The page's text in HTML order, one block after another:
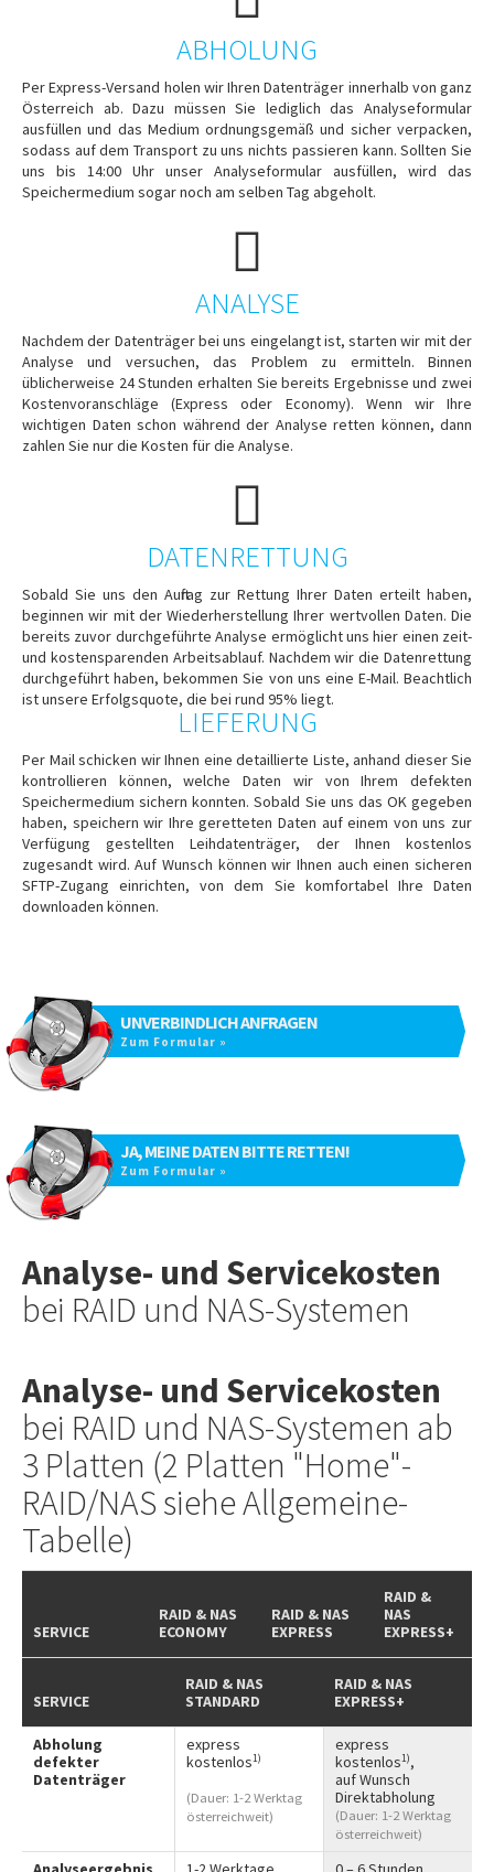
ABHOLUNG
Per Express-Versand holen wir Ihren Datenträger innerhalb von ganz
Österreich ab. Dazu müssen Sie lediglich das Analyseformular
ausfüllen und das Medium ordnungsgemäß und sicher verpacken,
sodass auf dem Transport zu uns nichts passieren kann. Sollten Sie
uns bis 14:00 Uhr unser Analyseformular ausfüllen, wird das
Speichermedium sogar noch am selben Tag abgeholt.
ANALYSE
Nachdem der Datenträger bei uns eingelangt ist, starten wir mit der
Analyse und versuchen, das Problem zu ermitteln. Binnen
üblicherweise 24 Stunden erhalten Sie bereits Ergebnisse und zwei
Kostenvoranschläge (Express oder Economy). Wenn wir Ihre
wichtigen Daten schon während der Analyse retten können, dann
zahlen Sie nur die Kosten für die Analyse.
DATENRETTUNG
Sobald Sie uns den Auftrag zur Rettung Ihrer Daten erteilt haben,
beginnen wir mit der Wiederherstellung Ihrer wertvollen Daten. Die
bereits zuvor durchgeführte Analyse ermöglicht uns hier einen zeit-
und kostensparenden Arbeitsablauf. Nachdem wir die Datenrettung
durchgeführt haben, bekommen Sie von uns eine E-Mail. Beachtlich
ist unsere Erfolgsquote, die bei rund 95% liegt.
LIEFERUNG
Per Mail schicken wir Ihnen eine detaillierte Liste, anhand dieser Sie
kontrollieren können, welche Daten wir von Ihrem defekten
Speichermedium sichern konnten. Sobald Sie uns das OK gegeben
haben, speichern wir Ihre geretteten Daten auf einem von uns zur
Verfügung gestellten Leihdatenträger, der Ihnen kostenlos
zugesandt wird. Auf Wunsch können wir Ihnen auch einen sicheren
SFTP-Zugang einrichten, von dem Sie komfortabel Ihre Daten
downloaden können.
UNVERBINDLICH ANFRAGEN
Zum Formular »
JA, MEINE DATEN BITTE RETTEN!
Zum Formular »
Analyse- und Servicekosten
bei RAID und NAS-Systemen
Analyse- und Servicekosten
bei RAID und NAS-Systemen ab
3 Platten (2 Platten "Home"-
RAID/NAS siehe Allgemeine-
Tabelle)
SERVICE
RAID & NAS
ECONOMY
RAID & NAS
EXPRESS
RAID &
NAS
EXPRESS+
SERVICE
RAID & NAS
STANDARD
RAID & NAS
EXPRESS+
Abholung
defekter
Datenträger
express
kostenlos1)
(Dauer: 1-2 Werktag
österreichweit)
express
kostenlos1),
auf Wunsch
Direktabholung
(Dauer: 1-2 Werktag
österreichweit)